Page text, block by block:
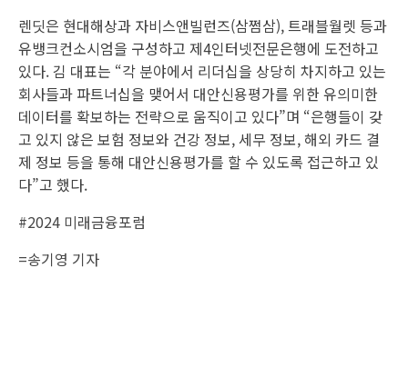
렌딧은 현대해상과 자비스앤빌런즈(삼쩜삼), 트래블월렛 등과
유뱅크컨소시엄을 구성하고 제4인터넷전문은행에 도전하고
있다. 김 대표는 “각 분야에서 리더십을 상당히 차지하고 있는
회사들과 파트너십을 맺어서 대안신용평가를 위한 유의미한
데이터를 확보하는 전략으로 움직이고 있다”며 “은행들이 갖
고 있지 않은 보험 정보와 건강 정보, 세무 정보, 해외 카드 결
제 정보 등을 통해 대안신용평가를 할 수 있도록 접근하고 있
다”고 했다.
#2024 미래금융포럼
=송기영 기자